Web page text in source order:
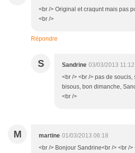
<br /> Original et craqunt mais pas
<br />
Répondre
S Sandrine 03/03/2013 11:12
<br /> <br /> pas de
bisous, bon dimanche,
<br />
M martine 01/03/2013 06:18
<br /> Bonjour Sandrine<br /> <br />